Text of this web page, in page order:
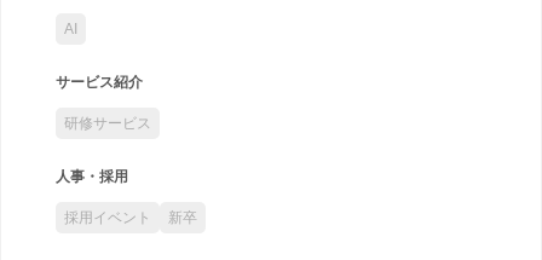
AI
サービス紹介
研修サービス
人事・採用
採用イベント 新卒